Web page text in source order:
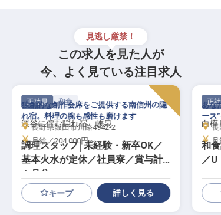
見逃し厳禁！
この求人を見た人が
今、よく見ている注目求人
正社員 和食
渓谷に佇む隠れ宿 峡泉
調理スタッフ│未経験・新卒OK／
基本火水が定休／社員寮／賞与計3
カ月分
独創的な創作会席をご提供する南信州の隠
れ宿。料理の腕も感性も磨けます
長野県飯田市川路4942-2
月給／204,000円～
キープ 詳しく見る
正社
白樺
和
／U
あな
ース
長